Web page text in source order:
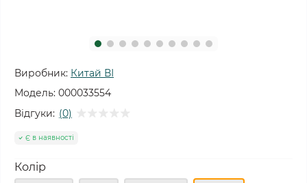
Виробник: Китай ВІ
Модель: 000033554
Відгуки: (0)
Є в наявності
Колір